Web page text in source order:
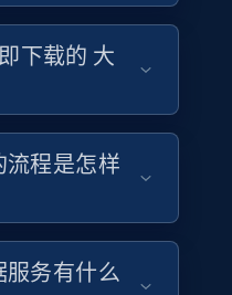
立即购买
Address,
by reviewer,
队
何推动全球最大汽车市
下载的 大
流程是怎样
服务有什么